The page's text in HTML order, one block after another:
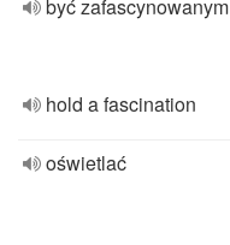
być zafascynowanym
hold a fascination
oświetlać